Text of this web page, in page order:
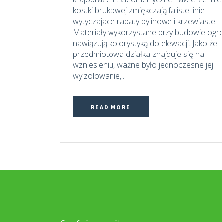
kostki brukowej zmiękczają faliste linie
wytyczajace rabaty bylinowe i krzewiaste.
Materiały wykorzystane przy budowie
nawiązują kolorystyką do elewacji. Jako że
przedmiotowa działka znajduje się na
wzniesieniu, ważne było jednoczesne jej
wyizolowanie,...
READ MORE